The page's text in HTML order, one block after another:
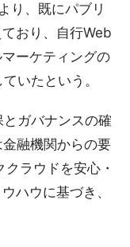
り、既にパブリ
おり、自行Web
ーケティングの
いたという。
ガバナンスの確
融機関からの要
ラウドを安心・
ハウに基づき、